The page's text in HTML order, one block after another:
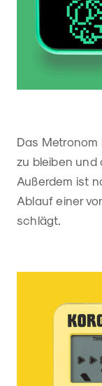
Das Metronom
zu bleiben und
Außerdem ist
Ablauf einer
schlägt.